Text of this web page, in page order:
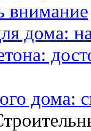
внимание
дома:
дома: